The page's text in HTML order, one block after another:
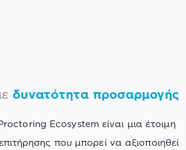
δυνατότητα προσαρμογής
Ecosystem είναι μια έτοιμη
που μπορεί να αξιοποιηθεί